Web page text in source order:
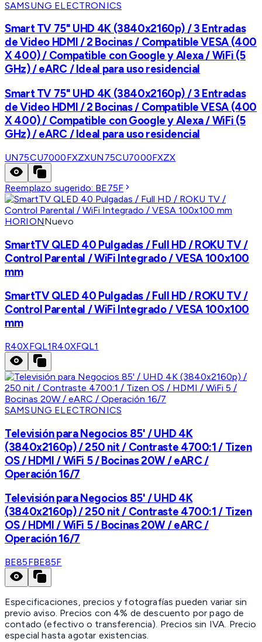
SAMSUNG ELECTRONICS
Smart TV 75" UHD 4K (3840x2160p) / 3 Entradas
de Video HDMI / 2 Bocinas / Compatible VESA (400
X 400) / Compatible con Google y Alexa / WiFi (5
GHz) / eARC / Ideal para uso residencial
Smart TV 75" UHD 4K (3840x2160p) / 3 Entradas
de Video HDMI / 2 Bocinas / Compatible VESA (400
X 400) / Compatible con Google y Alexa / WiFi (5
GHz) / eARC / Ideal para uso residencial
UN75CU7000FXZXUN75CU7000FXZX
Reemplazo sugerido: BE75F
HORIONNuevo
SmartTV QLED 40 Pulgadas / Full HD / ROKU TV /
Control Parental / WiFi Integrado / VESA 100x100
mm
SmartTV QLED 40 Pulgadas / Full HD / ROKU TV /
Control Parental / WiFi Integrado / VESA 100x100
mm
R40XFQL1R40XFQL1
SAMSUNG ELECTRONICS
Televisión para Negocios 85' / UHD 4K
(3840x2160p) / 250 nit / Contraste 4700:1 / Tizen
OS / HDMI / WiFi 5 / Bocinas 20W / eARC /
Operación 16/7
Televisión para Negocios 85' / UHD 4K
(3840x2160p) / 250 nit / Contraste 4700:1 / Tizen
OS / HDMI / WiFi 5 / Bocinas 20W / eARC /
Operación 16/7
BE85FBE85F
Especificaciones, precios y fotografías pueden variar sin
previo aviso. Precios con 4% de descuento por pago de
contado (efectivo o transferencia). Precios sin IVA. Precio
especial hasta agotar existencias.